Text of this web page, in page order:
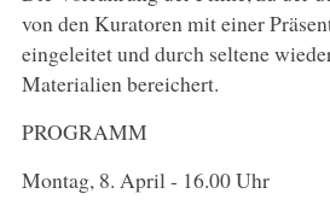
von den Kuratoren mit einer
eingeleitet und durch seltene
Materialien bereichert.
PROGRAMM
Montag, 8. April - 16.00 Uhr